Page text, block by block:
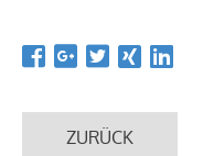
ZURÜCK